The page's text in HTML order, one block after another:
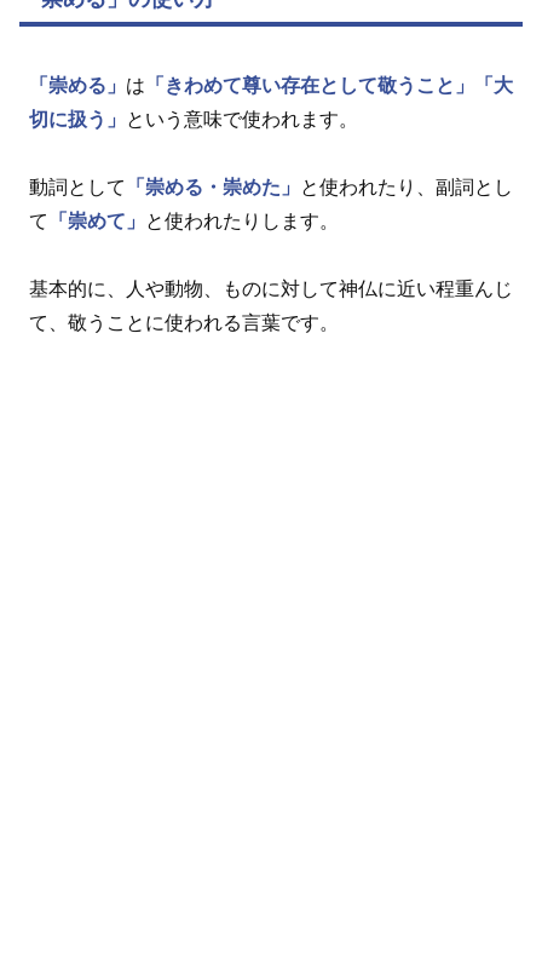
「崇める」 は 「きわめて尊い存在として敬うこと」
「大
切に扱う」
という意味で使われます。
動詞として 「崇める・崇めた」
と使われたり、副詞とし
て
「崇めて」 と使われたりします。
基本的に、人や動物、ものに対して神仏に近い程重んじ
て、敬うことに使われる言葉です。